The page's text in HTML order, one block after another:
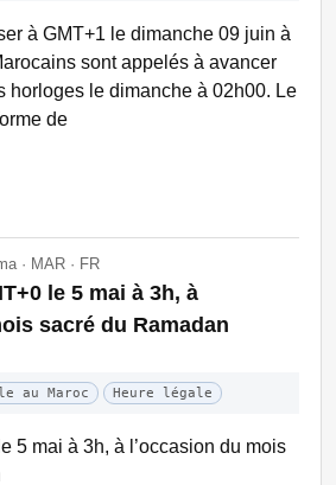
à GMT+1 le dimanche 09 juin à
sont appelés à avancer
horloges le dimanche à 02h00. Le
de
· MAR · FR
le 5 mai à 3h, à
sacré du Ramadan
au Maroc Heure légale
5 mai à 3h, à l’occasion du mois